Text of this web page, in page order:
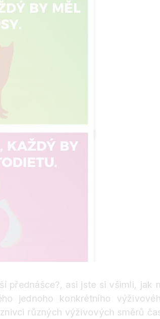
přednášce?, asi jste si všimli, jak
jednoho konkrétního
různých výživových směrů